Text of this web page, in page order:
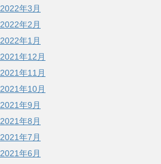
2022年3月
2022年2月
2022年1月
2021年12月
2021年11月
2021年10月
2021年9月
2021年8月
2021年7月
2021年6月